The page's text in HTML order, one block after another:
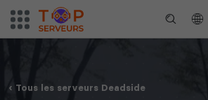
Tous les serveurs Deadside